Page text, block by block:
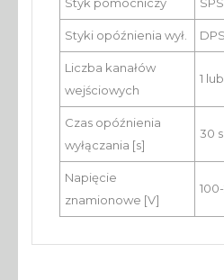
Styki opóźnienia wył.
Liczba kanałów
wejściowych
1
Czas opóźnienia
wyłączania [s]
30 s
Napięcie
znamionowe [V]